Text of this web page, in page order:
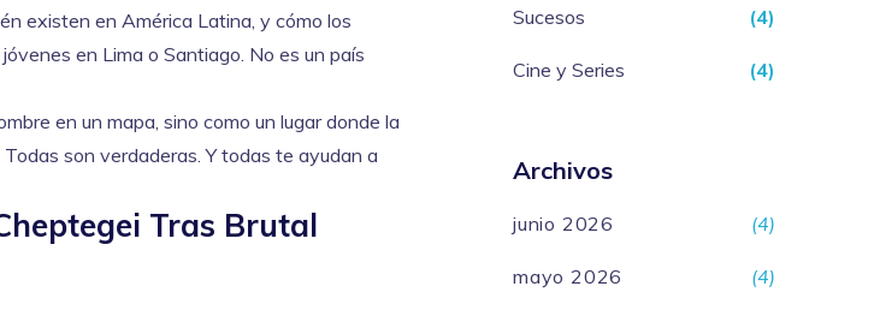
existen en América Latina, y cómo los
en Lima o Santiago. No es un país
en un mapa, sino como un lugar donde la
son verdaderas. Y todas te ayudan a
Tras Brutal
Sucesos (4)
Cine y Series (4)
Archivos
junio 2026 (4)
mayo 2026 (4)